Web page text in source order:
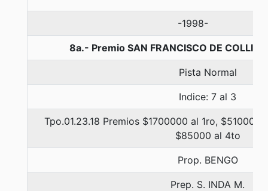
-1998-
8a.- Premio SAN FRANCISCO DE
Pista Normal
Indice: 7 al 3
Tpo.01.23.18 Premios $1700000 al 1ro,
$85000 al 4to
Prop. BENGO
Prep. S. INDA M.